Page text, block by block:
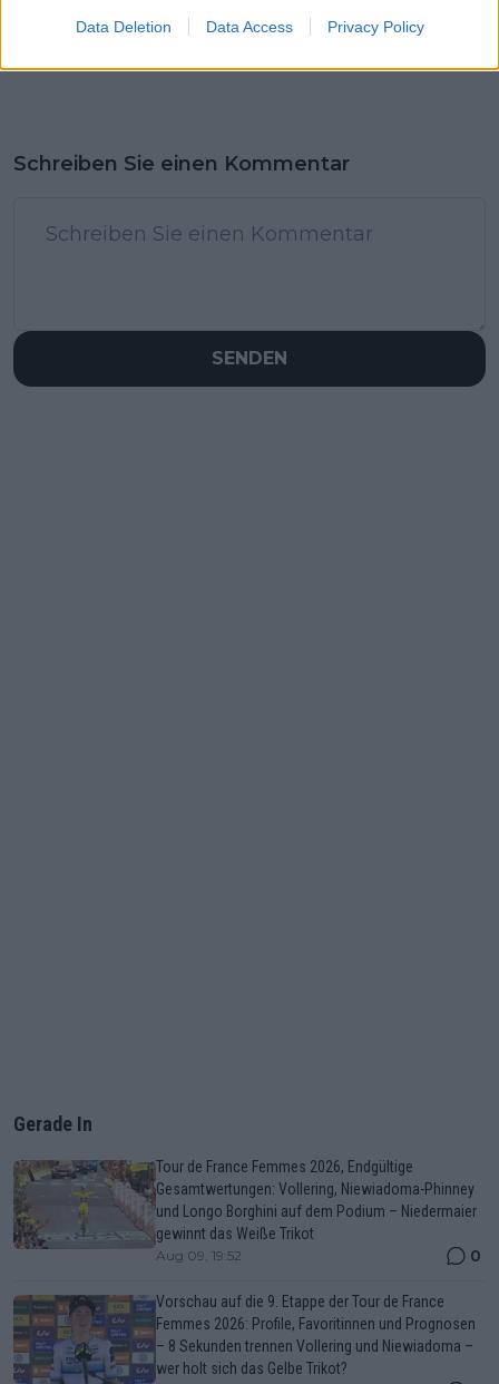
Data Deletion Data Access Privacy Policy
Schreiben Sie einen Kommentar
SENDEN
Gerade In
Tour de France Femmes 2026, Endgültige
Gesamtwertungen: Vollering, Niewiadoma-Phinney
und Longo Borghini auf dem Podium – Niedermaier
gewinnt das Weiße Trikot
Aug 09, 19:52 0
Vorschau auf die 9. Etappe der Tour de France
Femmes 2026: Profile, Favoritinnen und Prognosen
– 8 Sekunden trennen Vollering und Niewiadoma –
wer holt sich das Gelbe Trikot?